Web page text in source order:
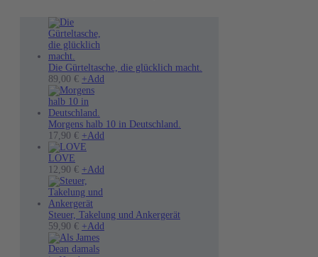
Die Gürteltasche, die glücklich macht.
89,00 € +Add
Morgens halb 10 in Deutschland.
17,90 € +Add
LOVE
12,90 € +Add
Steuer, Takelung und Ankergerät
59,90 € +Add